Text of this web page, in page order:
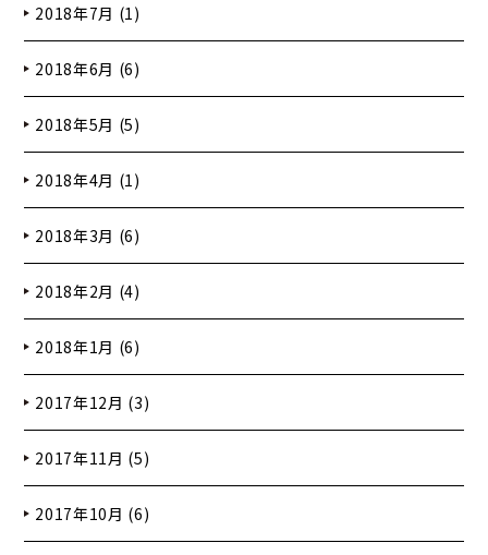
2018年7月 (1)
2018年6月 (6)
2018年5月 (5)
2018年4月 (1)
2018年3月 (6)
2018年2月 (4)
2018年1月 (6)
2017年12月 (3)
2017年11月 (5)
2017年10月 (6)